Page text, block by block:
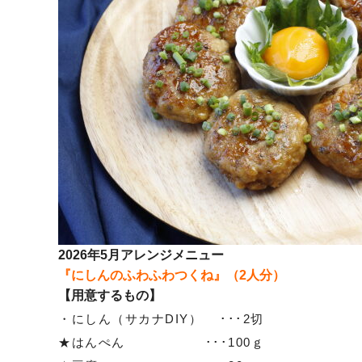
2026年5月アレンジメニュー
『にしんのふわふわつくね』（2人分）
【用意するもの】
・にしん（サカナDIY） ･･･2切
★はんぺん ･･･100